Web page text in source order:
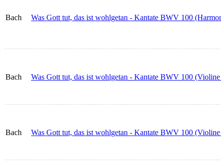
Bach Was Gott tut, das ist wohlgetan - Kantate BWV 100
Bach Was Gott tut, das ist wohlgetan - Kantate BWV 100
Bach Was Gott tut, das ist wohlgetan - Kantate BWV 100